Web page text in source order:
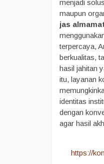
menjadi
maupun
jas
terpercaya,
berkualitas,
hasil jahitan
itu, layanan
identitas
dengan
agar hasil
https://